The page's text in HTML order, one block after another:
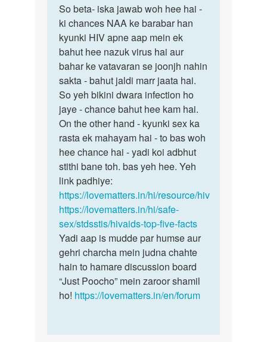
to
Medam
ji
Mene
aapse
pucha…
by
Rakesh
So
beta-
iska
jawab
woh
hee…
So beta- iska jawab woh hee hai -
ki chances NAA ke barabar han
kyunki HIV apne aap mein ek
bahut hee nazuk virus hai aur
bahar ke vatavaran se joonjh nahin
sakta - bahut jaldi marr jaata hai.
So yeh bikini dwara infection ho
jaye - chance bahut hee kam hai.
On the other hand - kyunki sex ka
rasta ek mahayam hai - to bas woh
hee chance hai - yadi koi adbhut
stithi bane toh. bas yeh hee. Yeh
link padhiye:
https://lovematters.in/hi/resource/hiv
https://lovematters.in/hi/safe-
sex/stdsstis/hivaids-top-five-facts
Yadi aap is mudde par humse aur
gehri charcha mein judna chahte
hain to hamare discussion board
“Just Poocho” mein zaroor shamil
ho! https://lovematters.in/en/forum